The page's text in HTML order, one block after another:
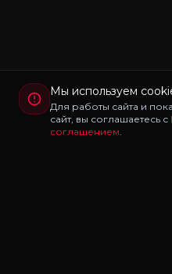
Мы используем
Для работы сайта и
сайт, вы соглашаетесь с
соглашением.